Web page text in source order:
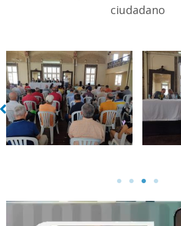
ciudadano
Sin leyenda